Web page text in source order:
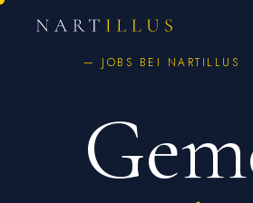
— JOBS BEI NARTILLUS